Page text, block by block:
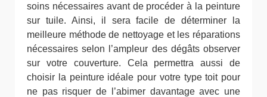
soins nécessaires avant de procéder à la peinture
sur tuile. Ainsi, il sera facile de déterminer la
meilleure méthode de nettoyage et les réparations
nécessaires selon l’ampleur des dégâts observer
sur votre couverture. Cela permettra aussi de
choisir la peinture idéale pour votre type toit pour
ne pas risquer de l’abimer davantage avec une